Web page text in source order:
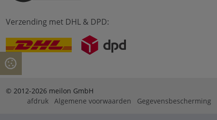
Verzending met DHL & DPD:
© 2012-2026 meilon GmbH
afdruk
Algemene voorwaarden Gegevensbescherming